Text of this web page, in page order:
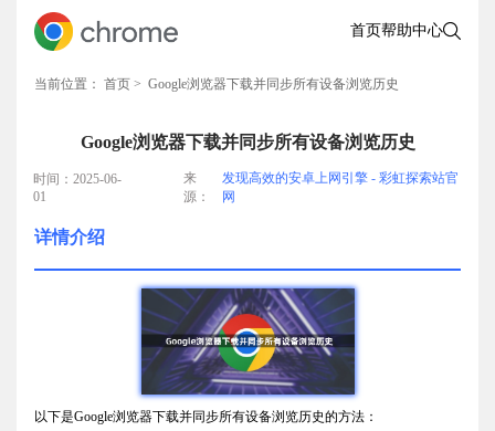
首页帮助中心
当前位置： 首页 > Google浏览器下载并同步所有设备浏览历史
Google浏览器下载并同步所有设备浏览历史
时间：2025-06-
01
来
源：
发现高效的安卓上网引擎 - 彩虹探索站官
网
详情介绍
以下是Google浏览器下载并同步所有设备浏览历史的方法：